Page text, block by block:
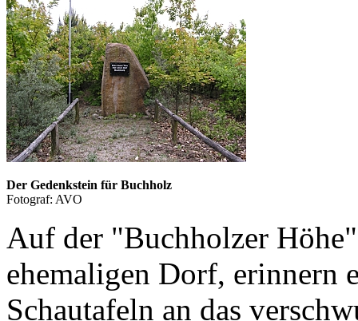
Der Gedenkstein für Buchholz
Fotograf: AVO
Auf der "Buchholzer
ehemaligen Dorf, erinnern
Schautafeln an das